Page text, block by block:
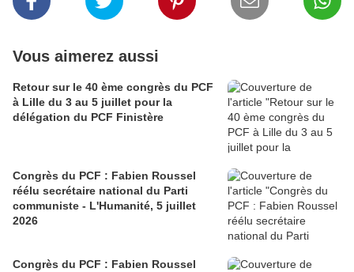
Vous aimerez aussi
Retour sur le 40 ème congrès du PCF
à Lille du 3 au 5 juillet pour la
délégation du PCF Finistère
Congrès du PCF : Fabien Roussel
réélu secrétaire national du Parti
communiste - L'Humanité, 5 juillet
2026
Congrès du PCF : Fabien Roussel